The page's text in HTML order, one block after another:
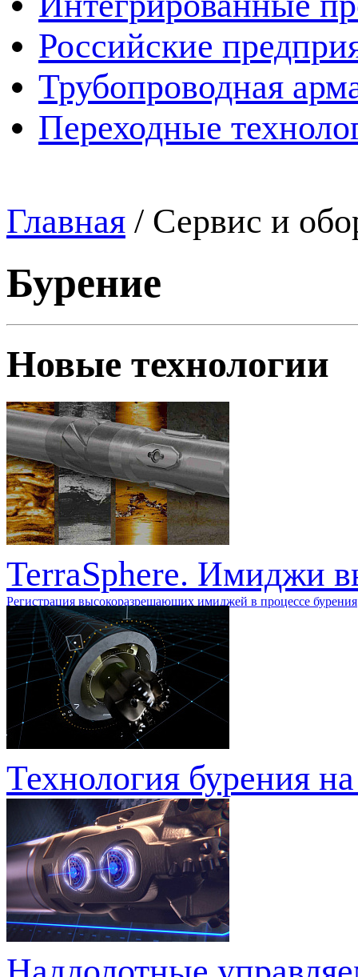
Российские
Трубопроводная
Переходные
Главная / Сервис и
Бурение
Новые технологии
TerraSphere. Имиджи
Регистрация высокоразрешающих имиджей в процессе бурения
Технология бурения